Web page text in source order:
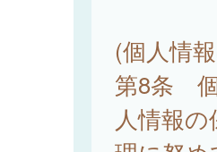
(個人情
第8条 個
人情報